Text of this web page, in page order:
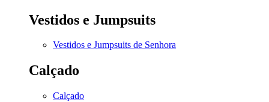
Vestidos e Jumpsuits
Vestidos e Jumpsuits de Senhora
Calçado
Calçado